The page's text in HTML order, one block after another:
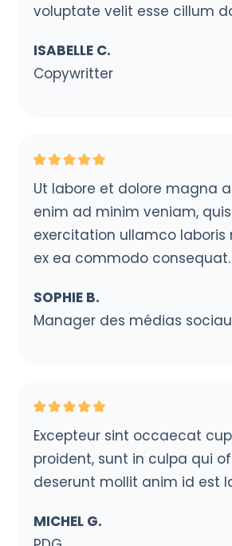
voluptate velit esse cillum
ISABELLE C.
Copywritter
Ut labore et dolore magna
enim ad minim veniam,
exercitation ullamco laboris
ex ea commodo consequat.
SOPHIE B.
Manager des médias
Excepteur sint occaecat
proident, sunt in culpa qui
deserunt mollit anim id est
MICHEL G.